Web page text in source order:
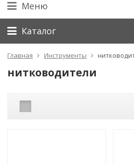
Меню
Каталог
Главная Инструменты
нитководители